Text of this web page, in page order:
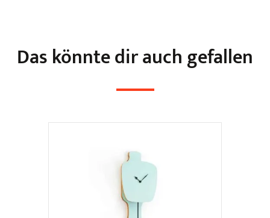
Das könnte dir auch gefallen